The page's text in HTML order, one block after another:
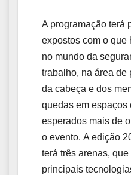
A programação terá
expostos com o que
no mundo da
trabalho, na área de
da cabeça e dos
quedas em espaços
esperados mais de
o evento. A edição
terá três arenas,
principais